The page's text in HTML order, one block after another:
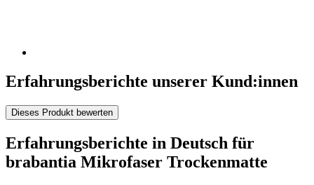
Erfahrungsberichte unserer Kund:innen
Dieses Produkt bewerten
Erfahrungsberichte in Deutsch für
brabantia Mikrofaser Trockenmatte